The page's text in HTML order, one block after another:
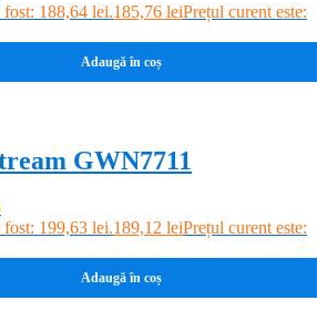
188,64 lei.185,76 leiPrețul curent este:
Adaugă în coș
GWN7711
199,63 lei.189,12 leiPrețul curent este:
Adaugă în coș